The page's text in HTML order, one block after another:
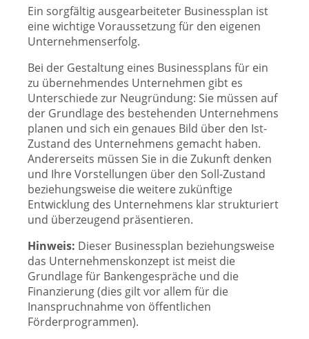
Ein sorgfältig ausgearbeiteter Businessplan ist
eine wichtige Voraussetzung für den eigenen
Unternehmenserfolg.
Bei der Gestaltung eines Businessplans für ein
zu übernehmendes Unternehmen gibt es
Unterschiede zur Neugründung: Sie müssen auf
der Grundlage des bestehenden Unternehmens
planen und sich ein genaues Bild über den Ist-
Zustand des Unternehmens gemacht haben.
Andererseits müssen Sie in die Zukunft denken
und Ihre Vorstellungen über den Soll-Zustand
beziehungsweise die weitere zukünftige
Entwicklung des Unternehmens klar strukturiert
und überzeugend präsentieren.
Hinweis: Dieser Businessplan beziehungsweise
das Unternehmenskonzept ist meist die
Grundlage für Bankengespräche und die
Finanzierung (dies gilt vor allem für die
Inanspruchnahme von öffentlichen
Förderprogrammen).